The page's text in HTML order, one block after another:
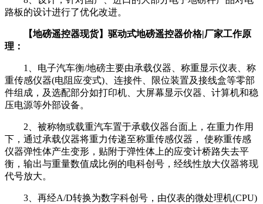
路板的设计进行了优化改进。
【地磅遥控器现货】驱动式地磅遥控器价格|厂家工作原
理：
1、电子汽车衡/地磅主要由承载仪器、称重显示仪表、称
重传感仪器(电阻应变式)、连接件、限位装置及接线盒等零部
件组成，及选配部分如打印机、大屏幕显示仪器、计算机和稳
压电源等外部设备。
2、被称物或载重汽车置于承载仪器台面上，在重力作用
下，通过承载仪器将重力传递至称重传感仪器， 使称重传感
仪器弹性体产生变形，贴附于弹性体上的应变计桥路失去平
衡，输出与重量数值成比例的电科创号，经线性放大仪器将现
代号放大。
3、再经A/D转换为数字科创号，由仪表的微处理机(CPU)